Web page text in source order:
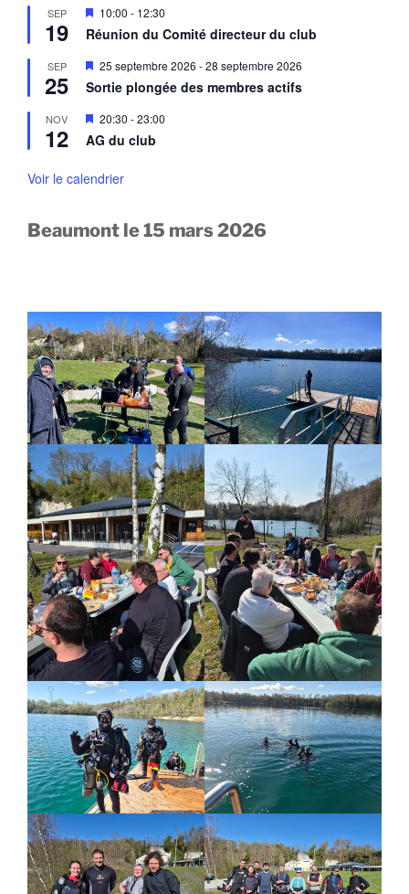
a
n
t
n
a
a
n
t
SEP
19
M
i
s
n
a
a
n
t
10:00 - 12:30
Réunion du Comité directeur du club
SEP
25
M
s
n
a
n
25 septembre 2026 -28 septembre 2026
Sortie plongée des membres actifs
NOV
12
M
i
s
n
n
20:30 -23:00
AG du club
Voir le calendrier
Beaumont le 15 mars 2026